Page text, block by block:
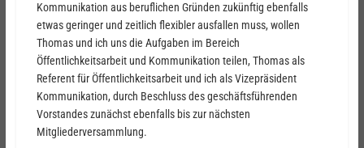
Kommunikation aus beruflichen Gründen zukünftig ebenfalls
etwas geringer und zeitlich flexibler ausfallen muss, wollen
Thomas und ich uns die Aufgaben im Bereich
Öffentlichkeitsarbeit und Kommunikation teilen, Thomas als
Referent für Öffentlichkeitsarbeit und ich als Vizepräsident
Kommunikation, durch Beschluss des geschäftsführenden
Vorstandes zunächst ebenfalls bis zur nächsten
Mitgliederversammlung.